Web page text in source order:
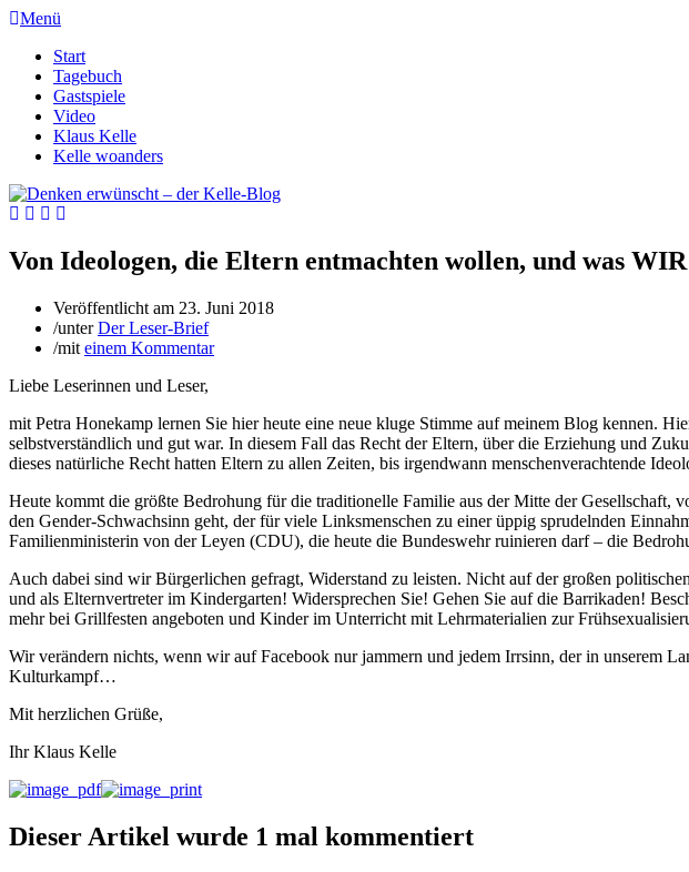
Menü
Start
Tagebuch
Gastspiele
Video
Klaus Kelle
Kelle woanders
Von Ideologen, die Eltern entmachten wollen, und was
Veröffentlicht am 23. Juni 2018
/unterDer Leser-Brief
/mit einem Kommentar
Liebe Leserinnen und Leser,
mit Petra Honekamp lernen Sie hier heute eine neue kluge Stimme auf meinem Blog kennen.
selbstverständlich und gut war. In diesem Fall das Recht der Eltern, über die Erziehung und
dieses natürliche Recht hatten Eltern zu allen Zeiten, bis irgendwann menschenverachtende
Heute kommt die größte Bedrohung für die traditionelle Familie aus der Mitte der Gesellschaft,
den Gender-Schwachsinn geht, der für viele Linksmenschen zu einer üppig sprudelnden
Familienministerin von der Leyen (CDU), die heute die Bundeswehr ruinieren darf – die
Auch dabei sind wir Bürgerlichen gefragt, Widerstand zu leisten. Nicht auf der großen
und als Elternvertreter im Kindergarten! Widersprechen Sie! Gehen Sie auf die Barrikaden!
mehr bei Grillfesten angeboten und Kinder im Unterricht mit Lehrmaterialien zur
Wir verändern nichts, wenn wir auf Facebook nur jammern und jedem Irrsinn, der in unserem
Kulturkampf…
Mit herzlichen Grüße,
Ihr Klaus Kelle
Dieser Artikel wurde 1 mal kommentiert